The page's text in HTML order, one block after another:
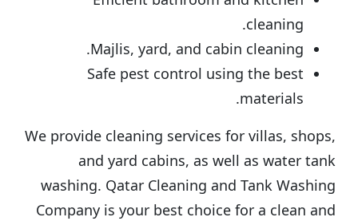
cleaning.
Majlis, yard, and cabin cleaning.
Safe pest control using the best
materials.
We provide cleaning services for villas, shops,
and yard cabins, as well as water tank
washing. Qatar Cleaning and Tank Washing
Company is your best choice for a clean and